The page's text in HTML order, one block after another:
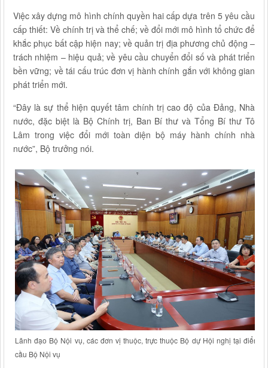
Việc xây dựng mô hình chính quyền hai cấp dựa trên 5 yêu cầu
cấp thiết: Về chính trị và thể chế; về đổi mới mô hình tổ chức để
khắc phục bất cập hiện nay; về quản trị địa phương chủ động –
trách nhiệm – hiệu quả; về yêu cầu chuyển đổi số và phát triển
bền vững; về tái cấu trúc đơn vị hành chính gắn với không gian
phát triển mới.
“Đây là sự thể hiện quyết tâm chính trị cao độ của Đảng, Nhà
nước, đặc biệt là Bộ Chính trị, Ban Bí thư và Tổng Bí thư Tô
Lâm trong việc đổi mới toàn diện bộ máy hành chính nhà
nước”, Bộ trưởng nói.
Lãnh đạo Bộ Nội vụ, các đơn vị thuộc, trực thuộc Bộ dự Hội nghị tại điểm
cầu Bộ Nội vụ